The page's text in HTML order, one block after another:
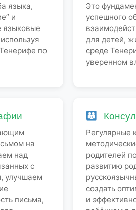
языка,
и
языковые
по
Это
успешного
для детей,
среде
уверенном
на
над
с
улучшаем
письма,
Регулярные
родителей
развитию
создать
и